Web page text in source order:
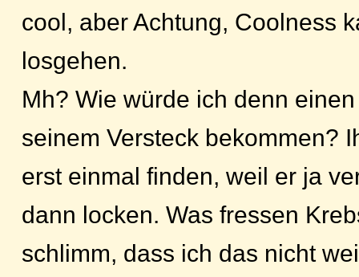
cool, aber Achtung, Coolness
losgehen.
Mh? Wie würde ich denn
seinem Versteck bekommen?
erst einmal finden, weil er ja
dann locken. Was fressen
schlimm, dass ich das nicht